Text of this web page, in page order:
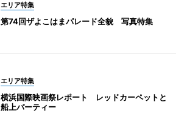
エリア特集
第74回ザよこはまパレード全貌 写真特集
エリア特集
横浜国際映画祭レポート レッドカーペットと
船上パーティー